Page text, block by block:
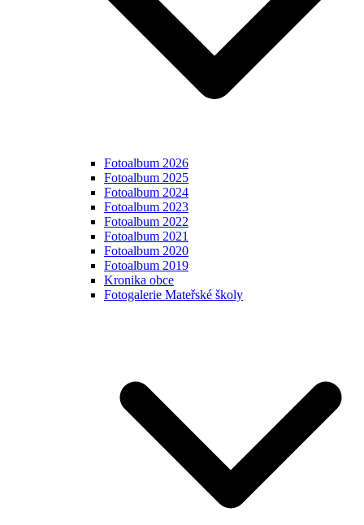
Fotoalbum 2026
Fotoalbum 2025
Fotoalbum 2024
Fotoalbum 2023
Fotoalbum 2022
Fotoalbum 2021
Fotoalbum 2020
Fotoalbum 2019
Kronika obce
Fotogalerie Mateřské školy